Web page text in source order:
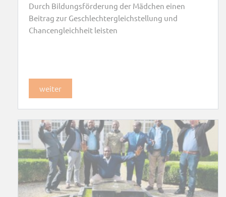
Durch Bildungsförderung der Mädchen einen
Beitrag zur Geschlechtergleichstellung und
Chancengleichheit leisten
weiter